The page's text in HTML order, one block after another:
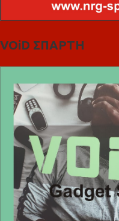
VOiD ΣΠΑΡΤΗ